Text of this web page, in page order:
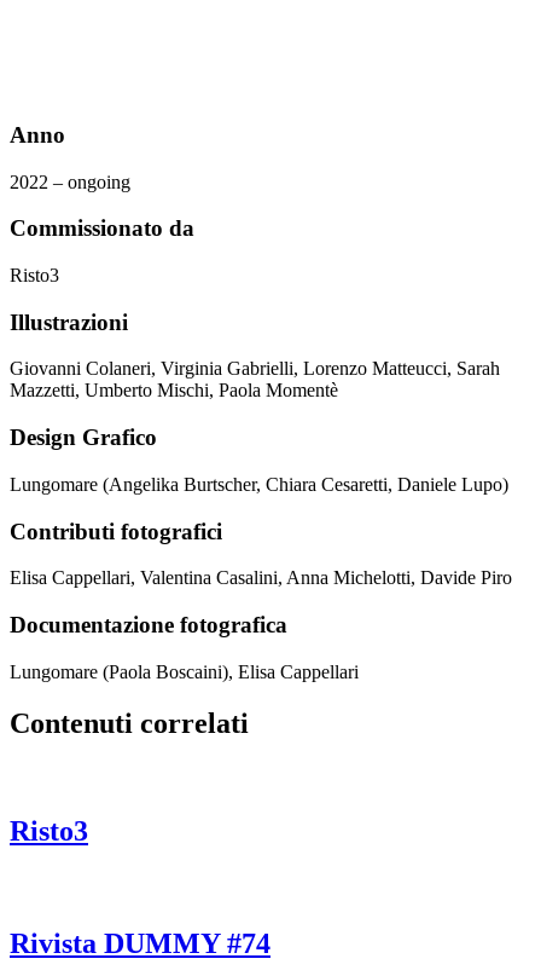
Anno
2022 – ongoing
Commissionato da
Risto3
Illustrazioni
Giovanni Colaneri, Virginia Gabrielli, Lorenzo Matteucci, Sarah
Mazzetti, Umberto Mischi, Paola Momentè
Design Grafico
Lungomare (Angelika Burtscher, Chiara Cesaretti, Daniele Lupo)
Contributi fotografici
Elisa Cappellari, Valentina Casalini, Anna Michelotti, Davide Piro
Documentazione fotografica
Lungomare (Paola Boscaini), Elisa Cappellari
Contenuti correlati
Risto3
Rivista DUMMY #74